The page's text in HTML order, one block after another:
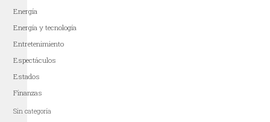
Energía
Energía y tecnología
Entretenimiento
Espectáculos
Estados
Finanzas
Sin categoría